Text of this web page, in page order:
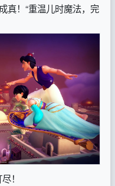
真！“重温儿时魔法，完
！